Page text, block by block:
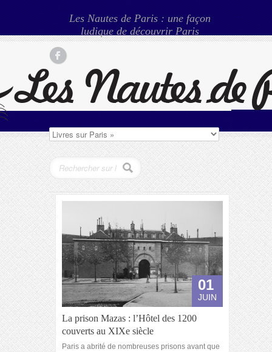
Les Nautes de Paris : une façon
ludique de découvrir Paris
01
JUIN
La prison Mazas : l’Hôtel des 1200
couverts au XIXe siècle
Paris a abrité de nombreuses prisons avant que